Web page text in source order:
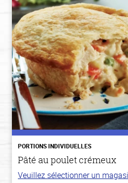
PORTIONS INDIVIDUELLES
Pâté au poulet crémeux
Veuillez sélectionner un